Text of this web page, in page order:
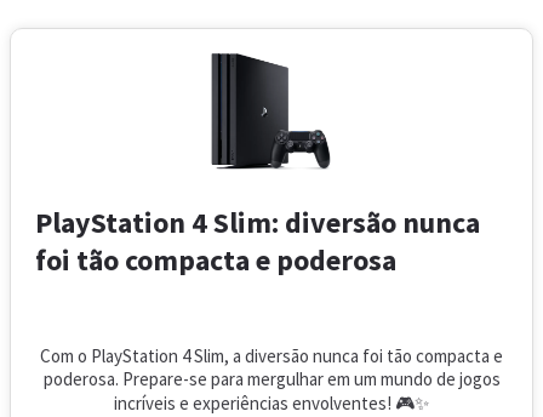
PlayStation 4 Slim: diversão nunca
foi tão compacta e poderosa
Com o PlayStation 4 Slim, a diversão nunca foi tão compacta e
poderosa. Prepare-se para mergulhar em um mundo de jogos
incríveis e experiências envolventes! 🎮✨